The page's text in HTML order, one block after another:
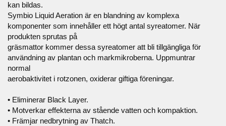
kan bildas.
Symbio Liquid Aeration är en blandning av komplexa
komponenter som innehåller ett högt antal syreatomer. När
produkten sprutas på
gräsmattor kommer dessa syreatomer att bli tillgängliga för
användning av plantan och markmikroberna. Uppmuntrar
normal
aerobaktivitet i rotzonen, oxiderar giftiga föreningar.
• Eliminerar Black Layer.
• Motverkar effekterna av stående vatten och kompaktion.
• Främjar nedbrytning av Thatch.